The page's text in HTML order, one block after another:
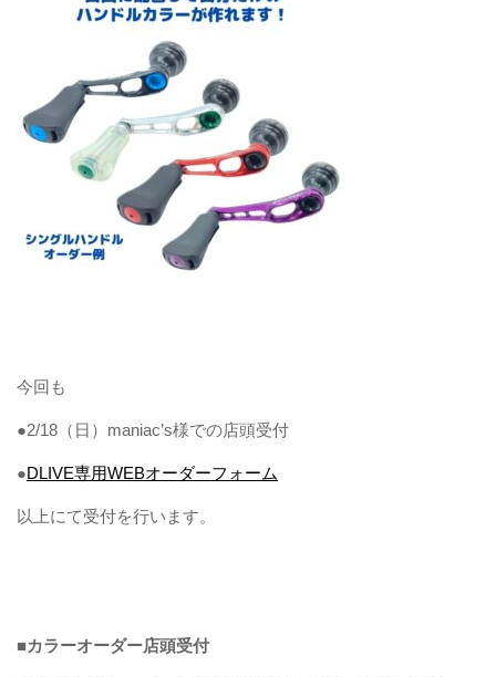
今回も
●2/18（日）maniac’s様での店頭受付
●DLIVE専用WEBオーダーフォーム
以上にて受付を行います。
■カラーオーダー店頭受付